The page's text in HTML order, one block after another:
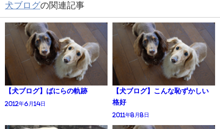
犬ブログの関連記事
【犬ブログ】ばにらの軌跡
2012年6月14日
【犬ブログ】こんな恥ずかしい
格好
2011年8月8日